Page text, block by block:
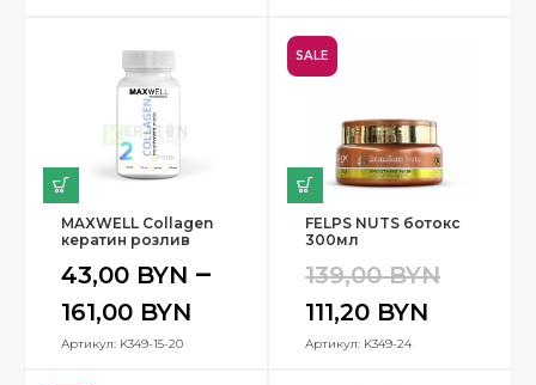
MAXWELL Collagen
кератин розлив
43,00 BYN –
161,00 BYN
Артикул: K349-15-20
SALE
FELPS NUTS ботокс
300мл
139,00BYN
111,20 BYN
Артикул: K349-24